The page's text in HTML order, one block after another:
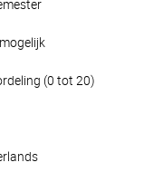
(0 tot 20)